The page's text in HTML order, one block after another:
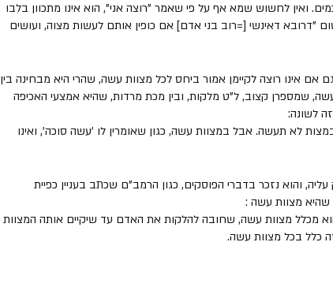
ואין לחשוש שמא אף על פי שאמר "רוצה אני", הוא אינו מתכוון בלִבו
"דרובא דאינשי [=רוב בני אדם] אם כופין אותם לעשות מצוה, ועושים
אם אינו רוצה לקיימן אמור ביחס לכל מצוות עשה, שהרי היא מבחינה בין
שמספרן קצוב, ל"ט מלקות, ובין מכת מרדות, שהיא אמצעי האכיפה
לשונה:
לא תעשה. אבל במצוות עשה, כגון שאומרין לו 'עשה סוכה', ואינו
והוא נזכר בדברי הפוסקים, כגון הרמב"ם שכתב בעניין כפיית
שהיא מצוות עשה :
מכלל מצוות עשה, שחובה להלקות את האדם עד שיקיים אותה המצוות
כלל בכל מצוות עשה.